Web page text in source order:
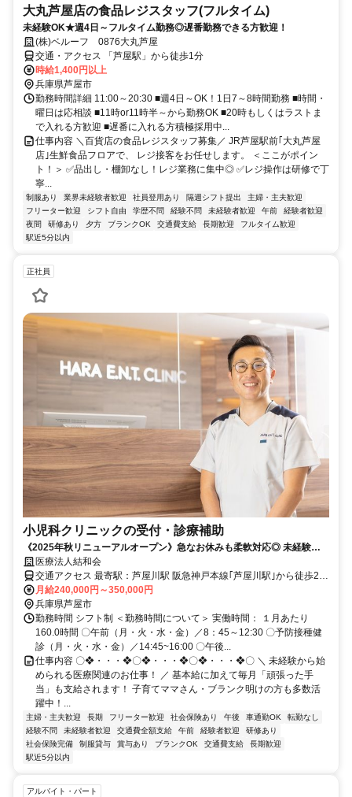
大丸芦屋店の食品レジスタッフ(フルタイム)
未経験OK★週4日～フルタイム勤務◎遅番勤務できる方歓迎！
(株)ベルーフ 0876大丸芦屋
交通・アクセス 「芦屋駅」から徒歩1分
時給1,400円以上
兵庫県芦屋市
勤務時間詳細 11:00～20:30 ■週4日～OK！1日7～8時間勤務 ■時間・
曜日は応相談 ■11時or11時半～から勤務OK ■20時もしくはラストま
で入れる方歓迎 ■遅番に入れる方積極採用中...
仕事内容 ＼百貨店の食品レジスタッフ募集／ JR芦屋駅前｢大丸芦屋
店｣生鮮食品フロアで、 レジ接客をお任せします。 ＜ここがポイン
ト！＞ ✅品出し・棚卸なし！レジ業務に集中◎ ✅レジ操作は研修で丁
寧...
制服あり 業界未経験者歓迎 社員登用あり 隔週シフト提出
主婦・主夫歓迎
フリーター歓迎
シフト自由 学歴不問 経験不問 未経験者歓迎 午前
経験者歓迎
夜間
研修あり 夕方 ブランクOK 交通費支給 長期歓迎
フルタイム歓迎
駅近5分以内
正社員
小児科クリニックの受付・診療補助
《2025年秋リニューアルオープン》急なお休みも柔軟対応◎ 未経験
OK♪駅チカ＆アットホームなクリニック ⭐毎月「がんばった手当」支給
⭐昇給・賞与あり
医療法人結和会
交通アクセス 最寄駅：芦屋川駅 阪急神戸本線｢芦屋川駅｣から徒歩2分
【勤務地】 兵庫県芦屋市月若町8-2-2 アマーレ芦屋川1F ひよこキッ
ズクリニック
月給240,000円～350,000円
兵庫県芦屋市
勤務時間 シフト制 ＜勤務時間について＞ 実働時間： １月あたり
160.0時間 〇午前（月・火・水・金）／8：45～12:30 〇予防接種健
診（月・火・水・金）／14:45~16:00 〇午後...
仕事内容 〇❖・・・❖〇❖・・・❖〇❖・・・❖〇 ＼ 未経験から始
められる医療関連のお仕事！ ／ 基本給に加えて毎月「頑張った手
当」も支給されます！ 子育てママさん・ブランク明けの方も多数活
躍中！...
主婦・主夫歓迎 長期 フリーター歓迎 社会保険あり 午後 車通勤OK
転勤なし
経験不問
未経験者歓迎 交通費全額支給 午前 経験者歓迎
研修あり
社会保険完備
制服貸与 賞与あり ブランクOK 交通費支給
長期歓迎
駅近5分以内
アルバイト・パート